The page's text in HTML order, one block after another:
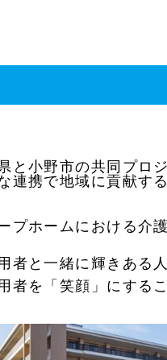
と小野市の共同プロ
連携で地域に貢献す
プホームにおける介
者と一緒に輝きある
者を「笑顔」にする